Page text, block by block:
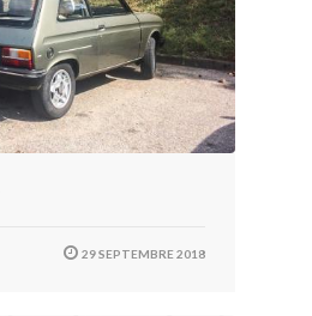
29 SEPTEMBRE 2018